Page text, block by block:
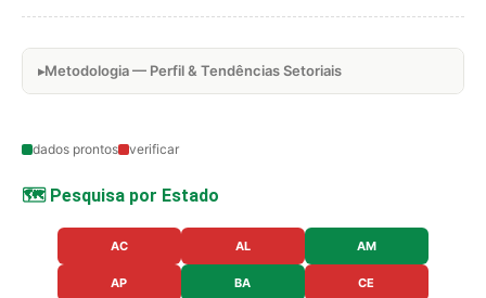
Metodologia — Perfil & Tendências Setoriais
dados prontos verificar
🗺️ Pesquisa por Estado
AC AL AM
AP BA CE